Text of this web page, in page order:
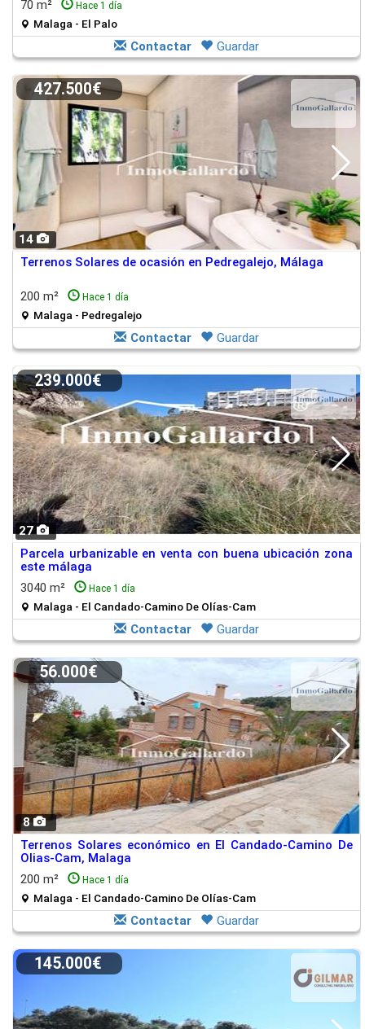
70 m² Hace 1 día
Malaga - El Palo
Contactar Guardar
14
427.500€
Terrenos Solares de ocasión en Pedregalejo, Málaga
200 m² Hace 1 día
Malaga - Pedregalejo
Contactar Guardar
27
239.000€
Parcela urbanizable en venta con buena ubicación zona
este málaga
3040 m²
Hace 1 día
Malaga - El Candado-Camino De Olías-Cam
Contactar Guardar
8
56.000€
Terrenos Solares económico en El Candado-Camino De
Olias-Cam, Malaga
200 m²
Hace 1 día
Malaga - El Candado-Camino De Olías-Cam
Contactar Guardar
145.000€